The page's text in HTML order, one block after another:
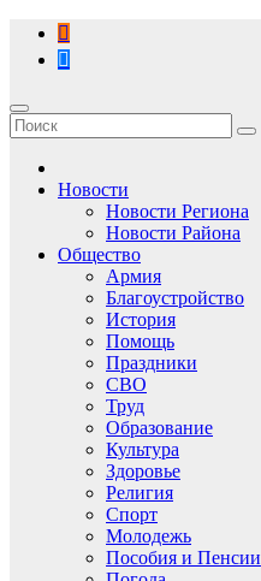
Перейти
содержимому
Новости
Новости Региона
Новости Района
Общество
Армия
Благоустройство
История
Помощь
Праздники
СВО
Труд
Образование
Культура
Здоровье
Религия
Спорт
Молодежь
Пособия и Пенсии